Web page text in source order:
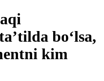
boʻlsa,
kim